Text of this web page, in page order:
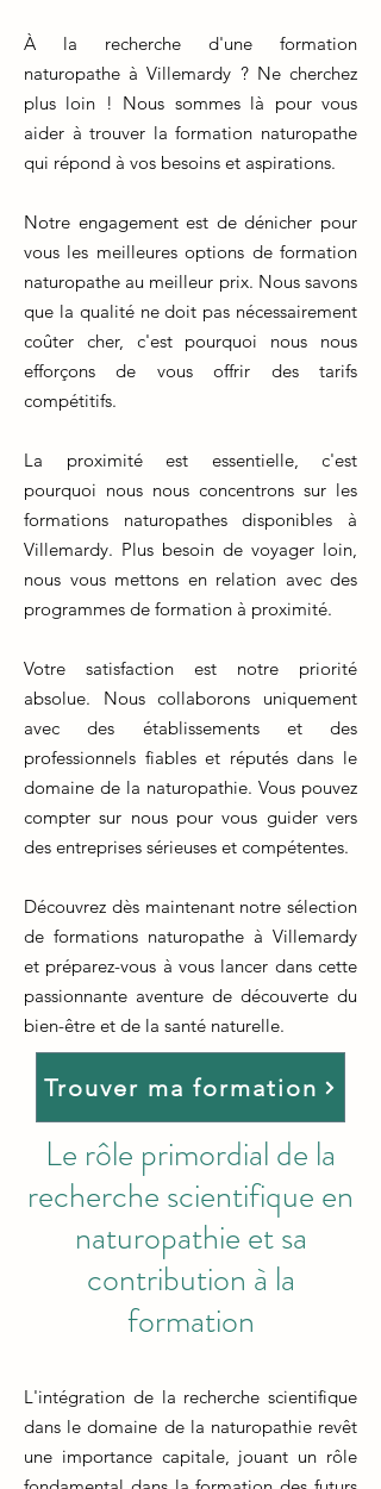
À la recherche d'une formation
naturopathe à Villemardy ? Ne cherchez
plus loin ! Nous sommes là pour vous
aider à trouver la formation naturopathe
qui répond à vos besoins et aspirations.
Notre engagement est de dénicher pour
vous les meilleures options de formation
naturopathe au meilleur prix. Nous savons
que la qualité ne doit pas nécessairement
coûter cher, c'est pourquoi nous nous
efforçons de vous offrir des tarifs
compétitifs.
La proximité est essentielle, c'est
pourquoi nous nous concentrons sur les
formations naturopathes disponibles à
Villemardy. Plus besoin de voyager loin,
nous vous mettons en relation avec des
programmes de formation à proximité.
Votre satisfaction est notre priorité
absolue. Nous collaborons uniquement
avec des établissements et des
professionnels fiables et réputés dans le
domaine de la naturopathie. Vous pouvez
compter sur nous pour vous guider vers
des entreprises sérieuses et compétentes.
Découvrez dès maintenant notre sélection
de formations naturopathe à Villemardy
et préparez-vous à vous lancer dans cette
passionnante aventure de découverte du
bien-être et de la santé naturelle.
Trouver ma formation
Le rôle primordial de la
recherche scientifique en
naturopathie et sa
contribution à la
formation
L'intégration de la recherche scientifique
dans le domaine de la naturopathie revêt
une importance capitale, jouant un rôle